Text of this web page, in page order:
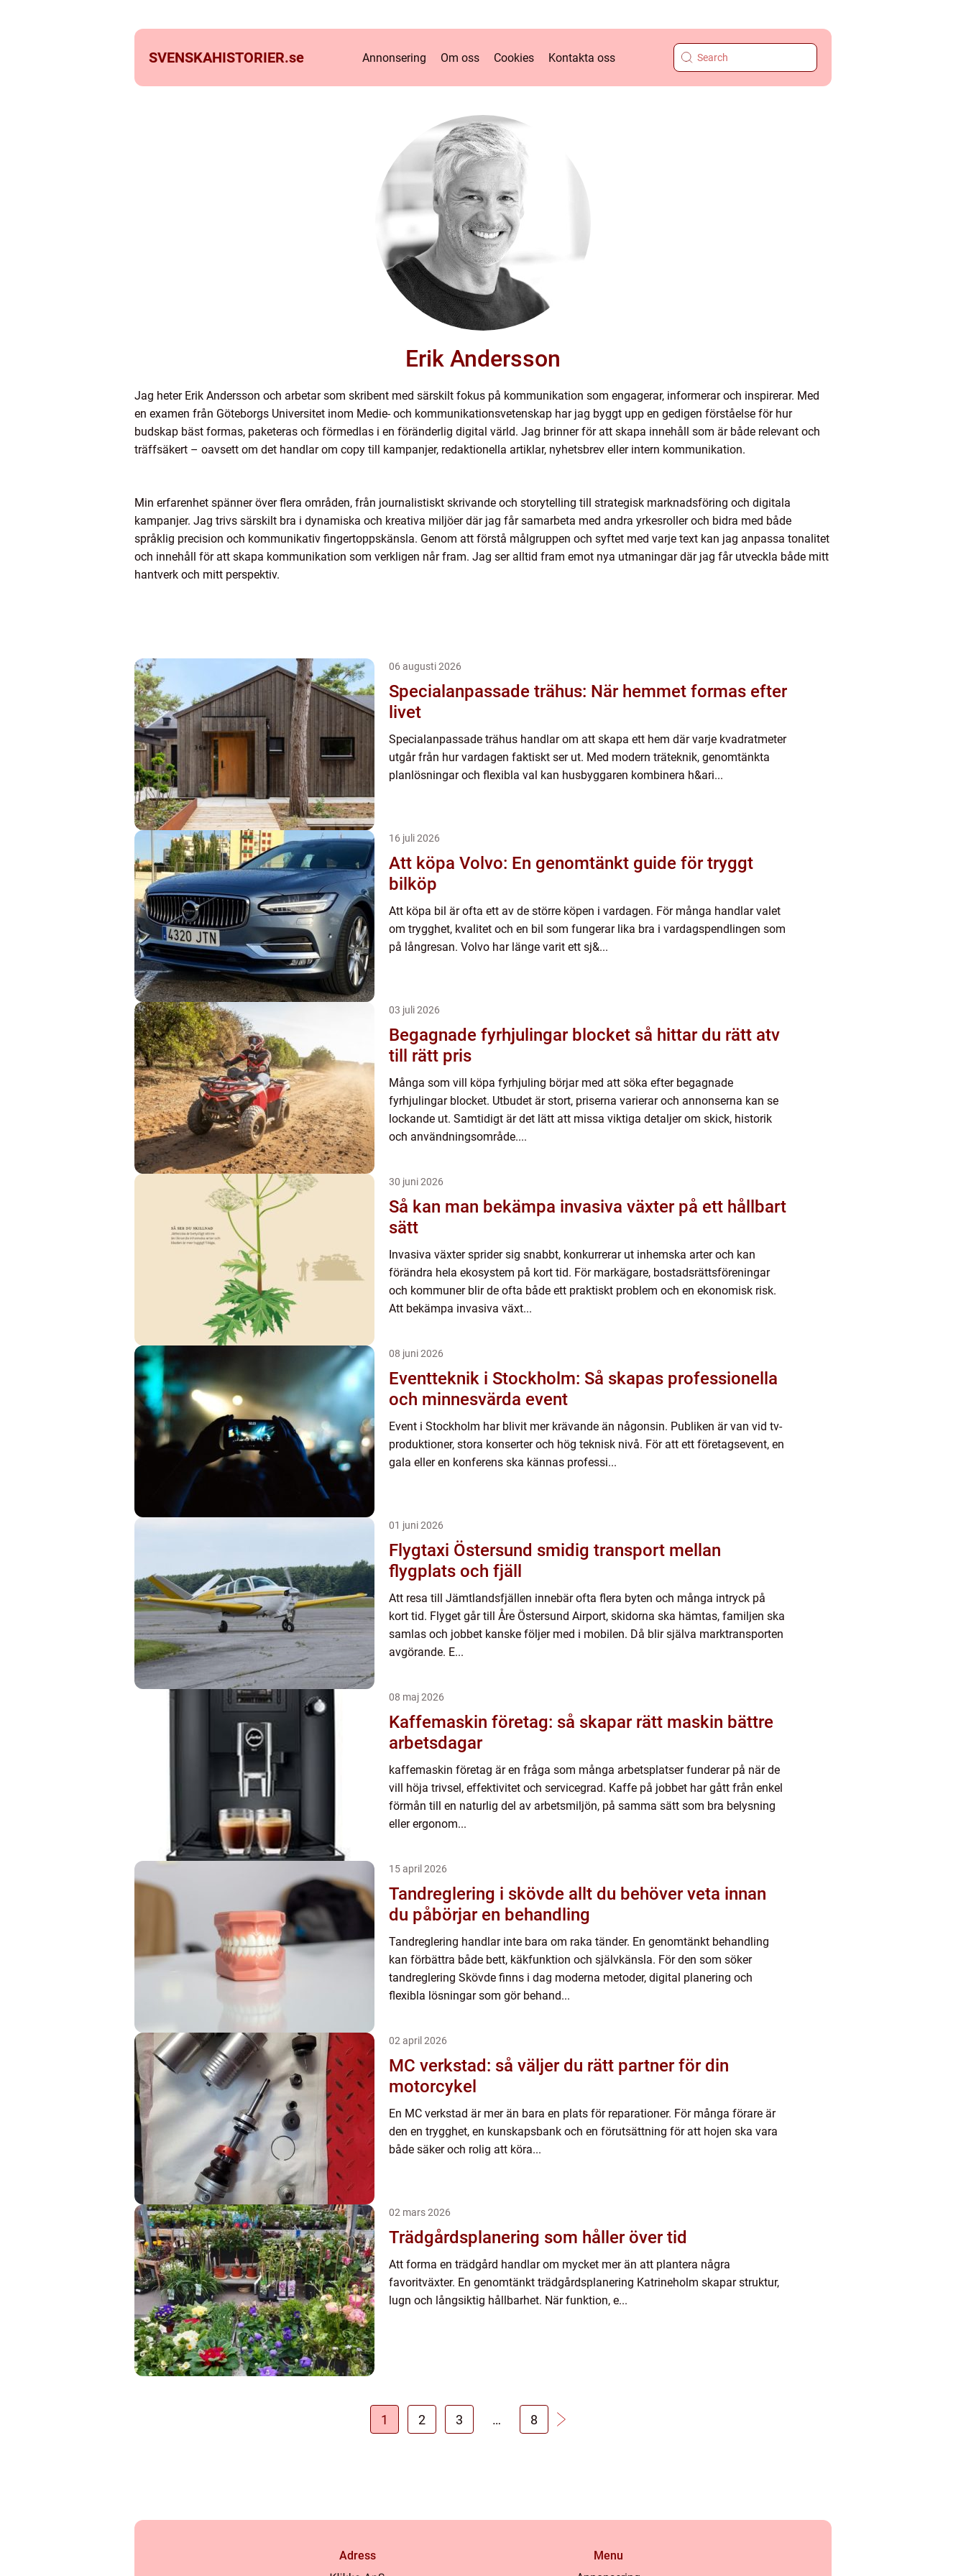
SVENSKAHISTORIER.se Annonsering Om oss Cookies Kontakta oss
Erik Andersson
Jag heter Erik Andersson och arbetar som skribent med särskilt fokus på kommunikation som engagerar, informerar och inspirerar. Med
en examen från Göteborgs Universitet inom Medie- och kommunikationsvetenskap har jag byggt upp en gedigen förståelse för hur
budskap bäst formas, paketeras och förmedlas i en föränderlig digital värld. Jag brinner för att skapa innehåll som är både relevant och
träffsäkert – oavsett om det handlar om copy till kampanjer, redaktionella artiklar, nyhetsbrev eller intern kommunikation.
Min erfarenhet spänner över flera områden, från journalistiskt skrivande och storytelling till strategisk marknadsföring och digitala
kampanjer. Jag trivs särskilt bra i dynamiska och kreativa miljöer där jag får samarbeta med andra yrkesroller och bidra med både
språklig precision och kommunikativ fingertoppskänsla. Genom att förstå målgruppen och syftet med varje text kan jag anpassa tonalitet
och innehåll för att skapa kommunikation som verkligen når fram. Jag ser alltid fram emot nya utmaningar där jag får utveckla både mitt
hantverk och mitt perspektiv.
06 augusti 2026
Specialanpassade trähus: När hemmet formas efter
livet
Specialanpassade trähus handlar om att skapa ett hem där varje kvadratmeter
utgår från hur vardagen faktiskt ser ut. Med modern träteknik, genomtänkta
planlösningar och flexibla val kan husbyggaren kombinera h&ari...
16 juli 2026
Att köpa Volvo: En genomtänkt guide för tryggt
bilköp
Att köpa bil är ofta ett av de större köpen i vardagen. För många handlar valet
om trygghet, kvalitet och en bil som fungerar lika bra i vardagspendlingen som
på långresan. Volvo har länge varit ett sj&...
03 juli 2026
Begagnade fyrhjulingar blocket så hittar du rätt atv
till rätt pris
Många som vill köpa fyrhjuling börjar med att söka efter begagnade
fyrhjulingar blocket. Utbudet är stort, priserna varierar och annonserna kan se
lockande ut. Samtidigt är det lätt att missa viktiga detaljer om skick, historik
och användningsområde....
30 juni 2026
Så kan man bekämpa invasiva växter på ett hållbart
sätt
Invasiva växter sprider sig snabbt, konkurrerar ut inhemska arter och kan
förändra hela ekosystem på kort tid. För markägare, bostadsrättsföreningar
och kommuner blir de ofta både ett praktiskt problem och en ekonomisk risk.
Att bekämpa invasiva växt...
08 juni 2026
Eventteknik i Stockholm: Så skapas professionella
och minnesvärda event
Event i Stockholm har blivit mer krävande än någonsin. Publiken är van vid tv-
produktioner, stora konserter och hög teknisk nivå. För att ett företagsevent, en
gala eller en konferens ska kännas professi...
01 juni 2026
Flygtaxi Östersund smidig transport mellan
flygplats och fjäll
Att resa till Jämtlandsfjällen innebär ofta flera byten och många intryck på
kort tid. Flyget går till Åre Östersund Airport, skidorna ska hämtas, familjen ska
samlas och jobbet kanske följer med i mobilen. Då blir själva marktransporten
avgörande. E...
08 maj 2026
Kaffemaskin företag: så skapar rätt maskin bättre
arbetsdagar
kaffemaskin företag är en fråga som många arbetsplatser funderar på när de
vill höja trivsel, effektivitet och servicegrad. Kaffe på jobbet har gått från enkel
förmån till en naturlig del av arbetsmiljön, på samma sätt som bra belysning
eller ergonom...
15 april 2026
Tandreglering i skövde allt du behöver veta innan
du påbörjar en behandling
Tandreglering handlar inte bara om raka tänder. En genomtänkt behandling
kan förbättra både bett, käkfunktion och självkänsla. För den som söker
tandreglering Skövde finns i dag moderna metoder, digital planering och
flexibla lösningar som gör behand...
02 april 2026
MC verkstad: så väljer du rätt partner för din
motorcykel
En MC verkstad är mer än bara en plats för reparationer. För många förare är
den en trygghet, en kunskapsbank och en förutsättning för att hojen ska vara
både säker och rolig att köra...
02 mars 2026
Trädgårdsplanering som håller över tid
Att forma en trädgård handlar om mycket mer än att plantera några
favoritväxter. En genomtänkt trädgårdsplanering Katrineholm skapar struktur,
lugn och långsiktig hållbarhet. När funktion, e...
1 2 3 … 8
Adress
Menu